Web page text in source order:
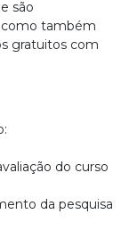
são
como também
gratuitos com
do curso
da pesquisa